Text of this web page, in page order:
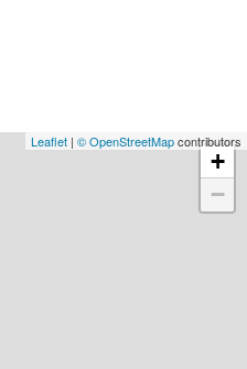
+
−
Leaflet | © OpenStreetMapcontributors